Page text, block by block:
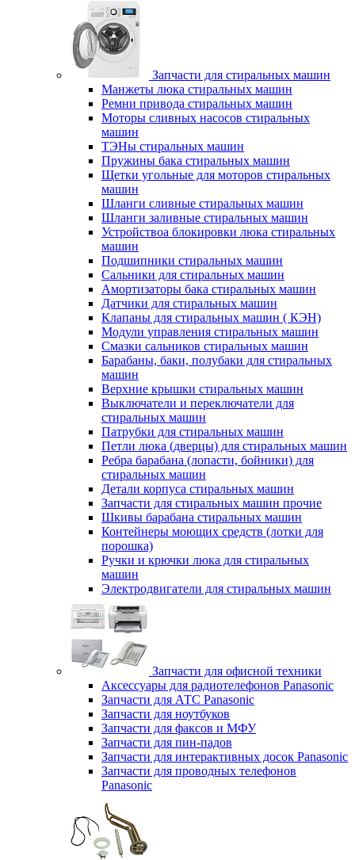
Запчасти для стиральных машин
Манжеты люка стиральных машин
Ремни привода стиральных машин
Моторы сливных насосов стиральных
машин
ТЭНы стиральных машин
Пружины бака стиральных машин
Щетки угольные для моторов стиральных
машин
Шланги сливные стиральных машин
Шланги заливные стиральных машин
Устройствоа блокировки люка стиральных
машин
Подшипники стиральных машин
Сальники для стиральных машин
Амортизаторы бака стиральных машин
Датчики для стиральных машин
Клапаны для стиральных машин ( КЭН)
Модули управления стиральных машин
Смазки сальников стиральных машин
Барабаны, баки, полубаки для стиральных
машин
Верхние крышки стиральных машин
Выключатели и переключатели для
стиральных машин
Патрубки для стиральных машин
Петли люка (дверцы) для стиральных машин
Ребра барабана (лопасти, бойники) для
стиральных машин
Детали корпуса стиральных машин
Запчасти для стиральных машин прочие
Шкивы барабана стиральных машин
Контейнеры моющих средств (лотки для
порошка)
Ручки и крючки люка для стиральных
машин
Электродвигатели для стиральных машин
Запчасти для офисной техники
Аксессуары для радиотелефонов Panasonic
Запчасти для АТС Panasonic
Запчасти для ноутбуков
Запчасти для факсов и МФУ
Запчасти для пин-падов
Запчасти для интерактивных досок Panasonic
Запчасти для проводных телефонов
Panasonic